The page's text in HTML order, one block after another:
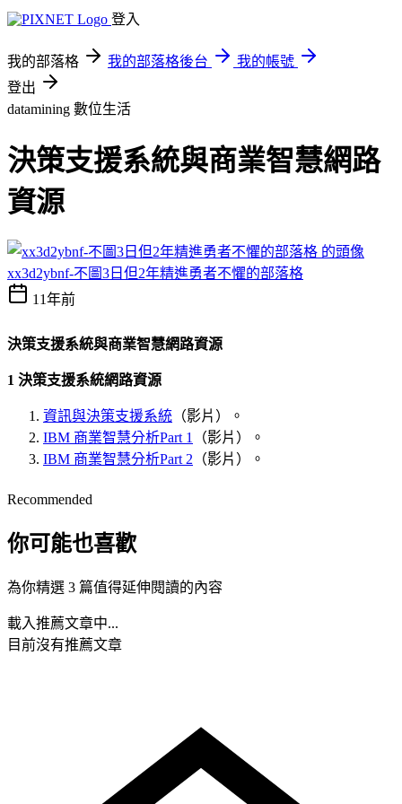
登入
我的部落格 我的部落格後台
我的帳號
登出
datamining 數位生活
決策支援系統與商業智慧網路
資源
xx3d2ybnf-不圖3日但2年精進勇者不懼的部落格
11年前
決策支援系統與商業智慧網路資源
1 決策支援系統網路資源
資訊與決策支援系統 （影片）。
IBM 商業智慧分析Part 1
（影片）。
IBM 商業智慧分析Part 2 （影片）。
Recommended
你可能也喜歡
為你精選 3 篇值得延伸閱讀的內容
載入推薦文章中...
目前沒有推薦文章